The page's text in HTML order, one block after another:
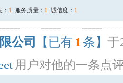
： 1 服务质量： 1 诚信度： 1
公司 【已有 1 条】 于
用户对他的一条点